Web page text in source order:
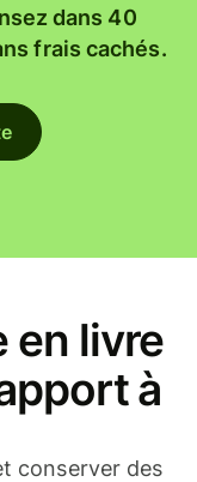
dans 40
frais cachés.
en livre
à
conserver des